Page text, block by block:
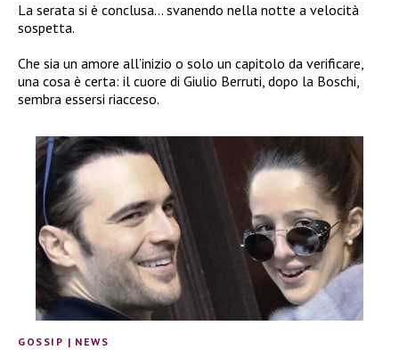
La serata si è conclusa… svanendo nella notte a velocità
sospetta.
Che sia un amore all’inizio o solo un capitolo da verificare,
una cosa è certa: il cuore di Giulio Berruti, dopo la Boschi,
sembra essersi riacceso.
GOSSIP | NEWS